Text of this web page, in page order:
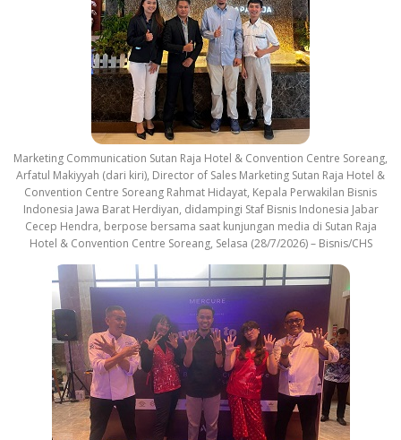
a
c
k
Marketing Communication Sutan Raja Hotel & Convention Centre Soreang,
Arfatul Makiyyah (dari kiri), Director of Sales Marketing Sutan Raja Hotel &
Convention Centre Soreang Rahmat Hidayat, Kepala Perwakilan Bisnis
Indonesia Jawa Barat Herdiyan, didampingi Staf Bisnis Indonesia Jabar
Cecep Hendra, berpose bersama saat kunjungan media di Sutan Raja
Hotel & Convention Centre Soreang, Selasa (28/7/2026) – Bisnis/CHS